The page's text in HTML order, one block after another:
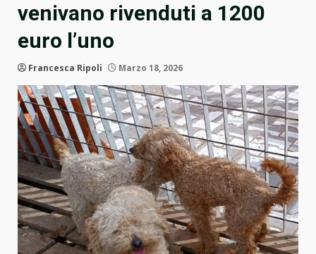
venivano rivenduti a 1200
euro l’uno
Francesca Ripoli Marzo 18, 2026